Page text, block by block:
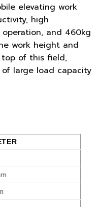
elevating work
high
and 460kg
work height and
of this field,
large load capacity